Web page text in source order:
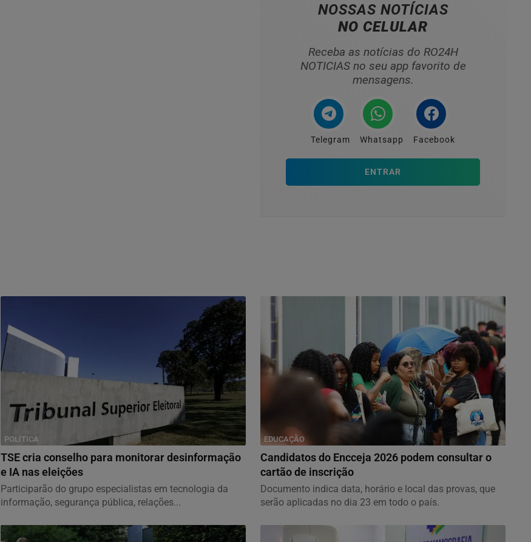
NOSSAS NOTÍCIAS
NO CELULAR
Receba as notícias do RO24H
NOTICIAS no seu app favorito de
mensagens.
Telegram Whatsapp Facebook
ENTRAR
POLÍTICA
TSE cria conselho para monitorar desinformação
e IA nas eleições
Participarão do grupo especialistas em tecnologia da
informação, segurança pública, relações...
EDUCAÇÃO
Candidatos do Encceja 2026 podem consultar o
cartão de inscrição
Documento indica data, horário e local das provas, que
serão aplicadas no dia 23 em todo o país.